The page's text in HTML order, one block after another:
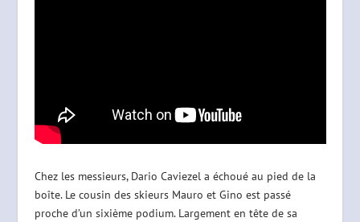
Chez les messieurs, Dario Caviezel a échoué au pied de la
boîte. Le cousin des skieurs Mauro et Gino est passé
proche d’un sixième podium. Largement en tête de sa